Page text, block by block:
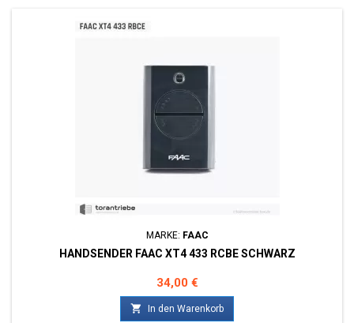
MARKE: FAAC
HANDSENDER FAAC XT4 433 RCBE SCHWARZ
Preis
34,00 €
 In den Warenkorb